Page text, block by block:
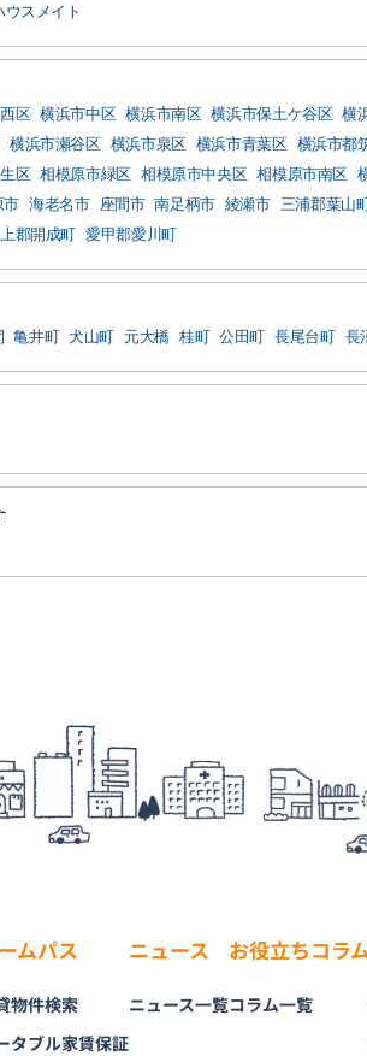
ウスメイト
区 横浜市中区 横浜市南区 横浜市保土ケ谷区 横
横浜市瀬谷区 横浜市泉区 横浜市青葉区 横浜市都
区 相模原市緑区 相模原市中央区 相模原市南区
市 海老名市 座間市 南足柄市 綾瀬市 三浦郡葉山
郡開成町 愛甲郡愛川町
亀井町 犬山町 元大橋 桂町 公田町 長尾台町 長
ムパス
物件検索
タブル家賃保証
ニュース
ニュース一覧
お役立ちコラ
コラム一覧